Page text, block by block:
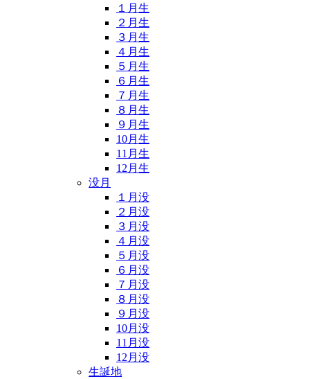
１月生
２月生
３月生
４月生
５月生
６月生
７月生
８月生
９月生
10月生
11月生
12月生
没月
１月没
２月没
３月没
４月没
５月没
６月没
７月没
８月没
９月没
10月没
11月没
12月没
生誕地